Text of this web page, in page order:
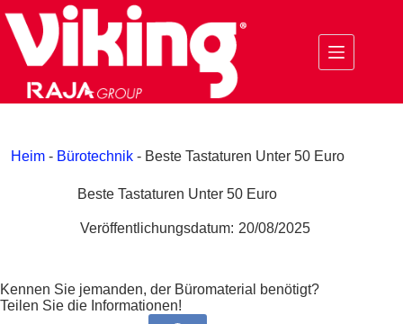
Inhalt
springen
Heim- Bürotechnik- Beste Tastaturen Unter 50 Euro
Beste Tastaturen Unter 50 Euro
Veröffentlichungsdatum: 20/08/2025
Kennen Sie jemanden, der Büromaterial benötigt?
Teilen Sie die Informationen!